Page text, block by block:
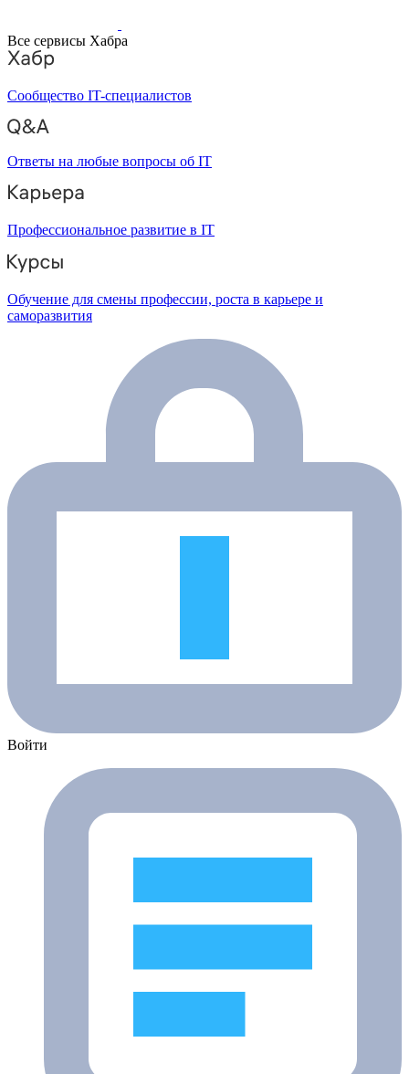
Все сервисы Хабра
Сообщество IT-специалистов
Ответы на любые вопросы об IT
Профессиональное развитие в IT
Обучение для смены профессии, роста в карьере и
саморазвития
Войти